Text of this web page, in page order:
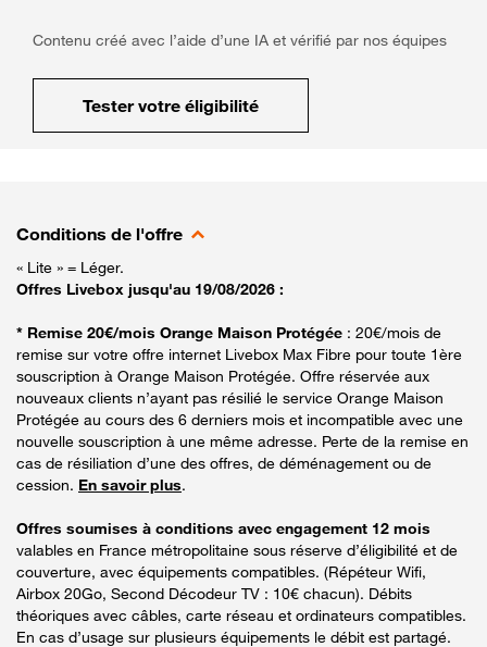
Contenu créé avec l’aide d’une IA et vérifié par nos équipes
Tester votre éligibilité
Conditions de l'offre
« Lite » = Léger.
Offres Livebox jusqu'au 19/08/2026 :
* Remise 20€/mois Orange Maison Protégée : 20€/mois de
remise sur votre offre internet Livebox Max Fibre pour toute 1ère
souscription à Orange Maison Protégée. Offre réservée aux
nouveaux clients n’ayant pas résilié le service Orange Maison
Protégée au cours des 6 derniers mois et incompatible avec une
nouvelle souscription à une même adresse. Perte de la remise en
cas de résiliation d’une des offres, de déménagement ou de
cession. En savoir plus.
Offres soumises à conditions avec engagement 12 mois
valables en France métropolitaine sous réserve d’éligibilité et de
couverture, avec équipements compatibles. (Répéteur Wifi,
Airbox 20Go, Second Décodeur TV : 10€ chacun). Débits
théoriques avec câbles, carte réseau et ordinateurs compatibles.
En cas d’usage sur plusieurs équipements le débit est partagé.